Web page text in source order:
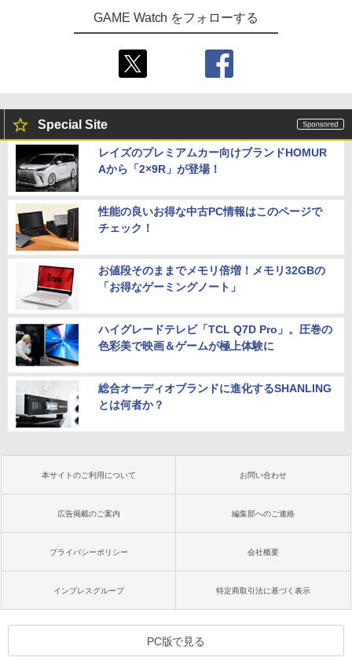
GAME Watch をフォローする
Special Site
レイズのプレミアムカー向けブランドHOMUR
Aから「2×9R」が登場！
性能の良いお得な中古PC情報はこのページで
チェック！
お値段そのままでメモリ倍増！メモリ32GBの
「お得なゲーミングノート」
ハイグレードテレビ「TCL Q7D Pro」。圧巻の
色彩美で映画＆ゲームが極上体験に
総合オーディオブランドに進化するSHANLING
とは何者か？
本サイトのご利用について お問い合わせ
広告掲載のご案内 編集部へのご連絡
プライバシーポリシー 会社概要
インプレスグループ 特定商取引法に基づく表示
PC版で見る